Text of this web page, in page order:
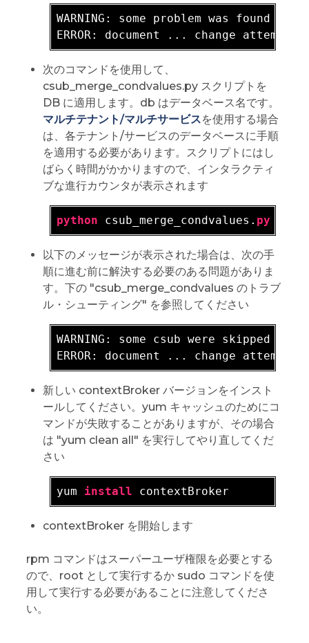
WARNING: some problem was found
次のコマンドを使用して、
csub_merge_condvalues.py スクリプトを
DB に適用します。db はデータベース名です。
マルチテナント/マルチサービスを使用する場合
は、各テナント/サービスのデータベースに手順
を適用する必要があります。スクリプトにはし
ばらく時間がかかりますので、インタラクティ
ブな進行カウンタが表示されます
python csub_merge_condvalues. py
以下のメッセージが表示された場合は、次の手
順に進む前に解決する必要のある問題がありま
す。下の "csub_merge_condvalues のトラブ
ル・シューティング" を参照してください
WARNING: some csub were skipped
新しい contextBroker バージョンをインスト
ールしてください。yum キャッシュのためにコ
マンドが失敗することがありますが、その場合
は "yum clean all" を実行してやり直してくだ
さい
yum install
contextBroker を開始します
rpm コマンドはスーパーユーザ権限を必要とする
ので、root として実行するか sudo コマンドを使
用して実行する必要があることに注意してくださ
い。